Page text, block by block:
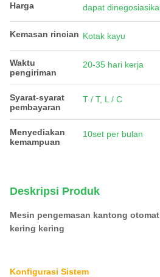
Harga dapat
Kemasan rincian Kotak kayu
Waktu
pengiriman
20-35 hari kerja
Syarat-syarat
pembayaran
T / T, L / C
Menyediakan
kemampuan
10set per bulan
Deskripsi Produk
Mesin pengemasan kantong
kering kering
Konfigurasi Sistem